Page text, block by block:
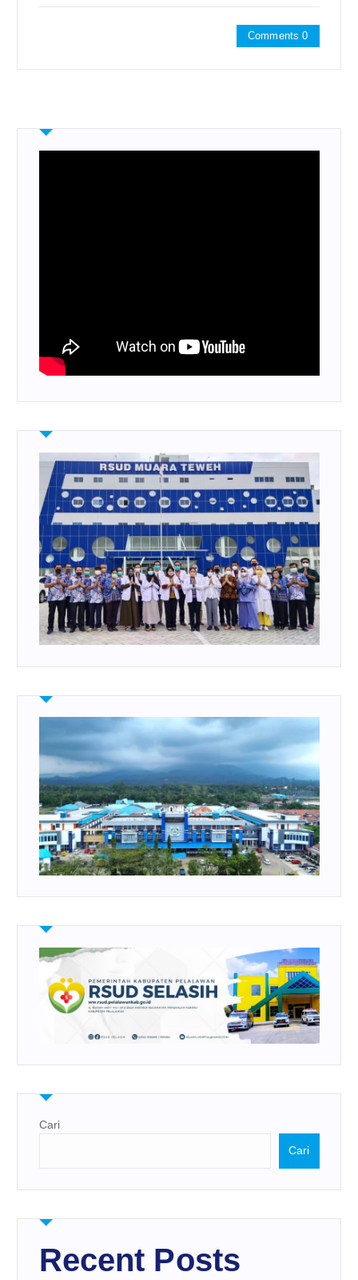
Comments 0
Cari
Cari
Recent Posts